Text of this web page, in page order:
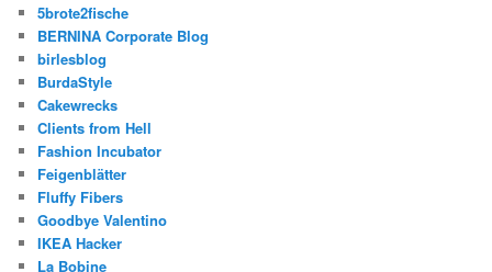
5brote2fische
BERNINA Corporate Blog
birlesblog
BurdaStyle
Cakewrecks
Clients from Hell
Fashion Incubator
Feigenblätter
Fluffy Fibers
Goodbye Valentino
IKEA Hacker
La Bobine